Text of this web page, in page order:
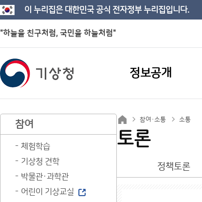
이 누리집은 대한민국 공식 전자정부 누리집입니다.
"하늘을 친구처럼, 국민을 하늘처럼"
정보공개
참여
체험학습
기상청 견학
박물관·과학관
어린이 기상교실
참여·소통 소통
토론
정책토론